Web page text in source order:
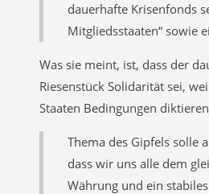
dauerhafte Krisenfonds
Mitgliedsstaaten“ sowie
Was sie meint, ist, dass der
Riesenstück Solidarität sei,
Staaten Bedingungen
Thema des Gipfels solle
dass wir uns alle dem
Währung und ein